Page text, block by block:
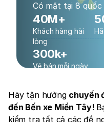
Có mặt tại 8
40M+
Khách hàng hài
lòng
300k+
Vé bán mỗi ngày
Hãy tận hưởng chuyến
đến Bến xe Miền Tây!
kiểm tra tất cả các đề